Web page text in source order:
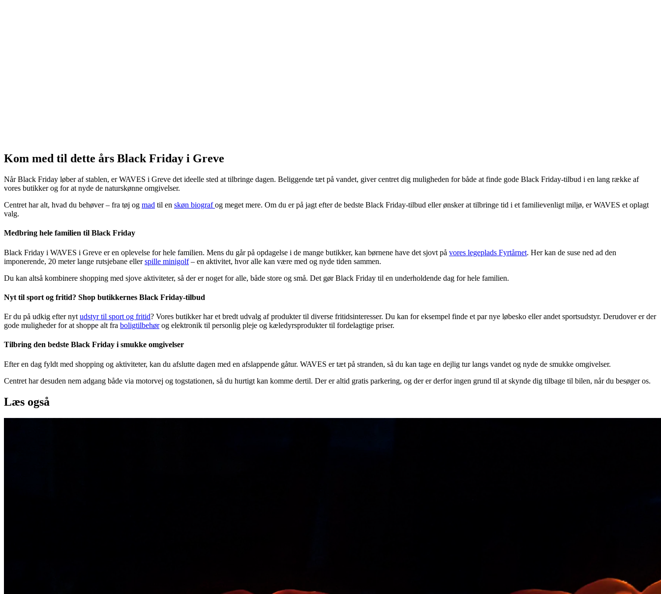
Kom med til dette års Black Friday i Greve
Når Black Friday løber af stablen, er WAVES i Greve det ideelle sted at tilbringe dagen. Beliggende tæt på vandet, giver centret dig muligheden for både at finde gode Black Friday-tilbud i en lang række af
vores butikker og for at nyde de naturskønne omgivelser.
Centret har alt, hvad du behøver – fra tøj og mad til en skøn biografog meget mere. Om du er på jagt efter de bedste Black Friday-tilbud eller ønsker at tilbringe tid i et familievenligt miljø, er WAVES et oplagt
valg.
Medbring hele familien til Black Friday
Black Friday i WAVES i Greve er en oplevelse for hele familien. Mens du går på opdagelse i de mange butikker, kan børnene have det sjovt på vores legeplads Fyrtårnet. Her kan de suse ned ad den
imponerende, 20 meter lange rutsjebane ellerspille minigolf– en aktivitet, hvor alle kan være med og nyde tiden sammen.
Du kan altså kombinere shopping med sjove aktiviteter, så der er noget for alle, både store og små. Det gør Black Friday til en underholdende dag for hele familien.
Nyt til sport og fritid? Shop butikkernes Black Friday-tilbud
Er du på udkig efter nyt udstyr til sport og fritid? Vores butikker har et bredt udvalg af produkter til diverse fritidsinteresser. Du kan for eksempel finde et par nye løbesko eller andet sportsudstyr. Derudover er der
gode muligheder for at shoppe alt fra boligtilbehørog elektronik til personlig pleje og kæledyrsprodukter til fordelagtige priser.
Tilbring den bedste Black Friday i smukke omgivelser
Efter en dag fyldt med shopping og aktiviteter, kan du afslutte dagen med en afslappende gåtur. WAVES er tæt på stranden, så du kan tage en dejlig tur langs vandet og nyde de smukke omgivelser.
Centret har desuden nem adgang både via motorvej og togstationen, så du hurtigt kan komme dertil. Der er altid gratis parkering, og der er derfor ingen grund til at skynde dig tilbage til bilen, når du besøger os.
Læs også